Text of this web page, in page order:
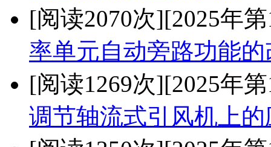
[阅读2070次][2025年
率单元自动旁路功能的
[阅读1269次][2025年
调节轴流式引风机上的